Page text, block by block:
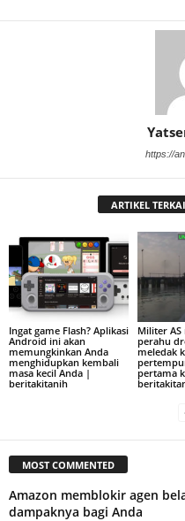
https://
ARTIKEL
Ingat game Flash? Aplikasi
Android ini akan
memungkinkan Anda
menghidupkan kembali
masa kecil Anda |
beritakitanih
Militer
perahu
meledak
pertama
MOST COMMENTED
Amazon memblokir agen
dampaknya bagi Anda